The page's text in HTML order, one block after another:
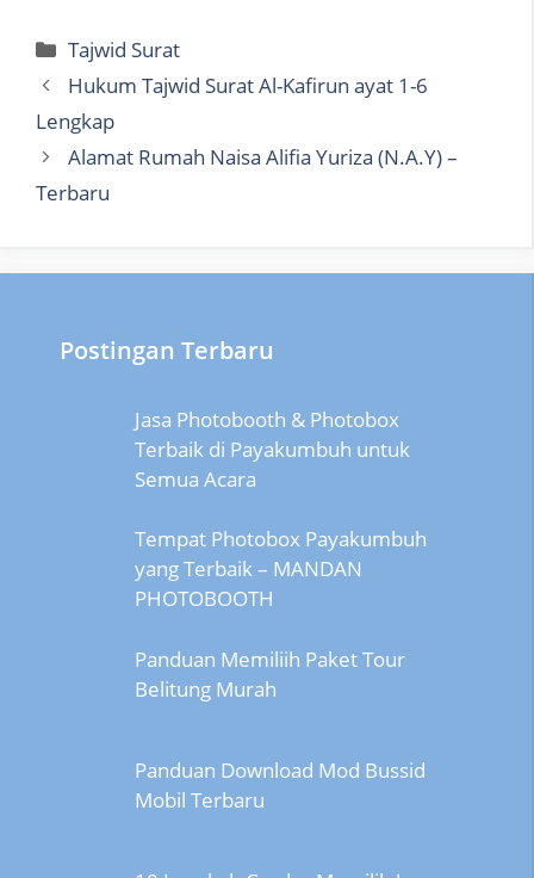
Categories
Tajwid Surat
Hukum Tajwid Surat Al-Kafirun ayat 1-6
Lengkap
Alamat Rumah Naisa Alifia Yuriza (N.A.Y) –
Terbaru
Postingan Terbaru
Jasa Photobooth & Photobox
Terbaik di Payakumbuh untuk
Semua Acara
Tempat Photobox Payakumbuh
yang Terbaik – MANDAN
PHOTOBOOTH
Panduan Memiliih Paket Tour
Belitung Murah
Panduan Download Mod Bussid
Mobil Terbaru